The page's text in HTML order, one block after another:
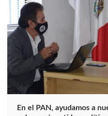
En el PAN, ayudamos a